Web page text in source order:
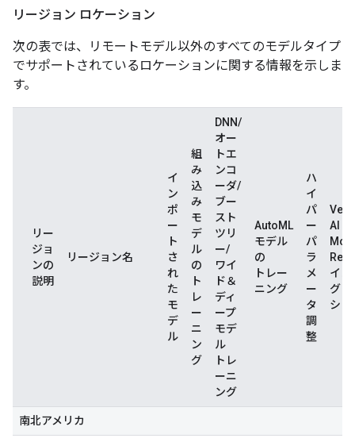
リージョン ロケーション
次の表では、リモートモデル以外のすべてのモデルタイプ
でサポートされているロケーションに関する情報を示しま
す。
リー
ジョ
ンの
説明
リージョン名
イ
ン
ポ
ー
ト
さ
れ
た
モ
デ
ル
組
み
込
み
モ
デ
ル
の
ト
レ
ー
ニ
ン
グ
DNN/
オー
トエ
ンコ
ーダ/
ブー
スト
ツリ
ー/
ワイ
ド＆
ディ
ープ
モデ
ル
トレ
ーニ
ング
AutoML
モデル
の
トレー
ニング
ハ
イ
パ
ー
パ
ラ
メ
ー
タ
調
整
AI
イン
グレ
ショ
南北アメリカ